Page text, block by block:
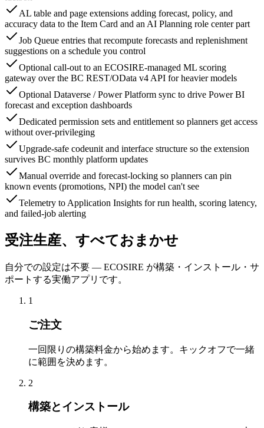
AL table and page extensions adding forecast, policy, and
accuracy data to the Item Card and an AI Planning role center part
Job Queue entries that recompute forecasts and replenishment
suggestions on a schedule you control
Optional call-out to an ECOSIRE-managed ML scoring
gateway over the BC REST/OData v4 API for heavier models
Optional Dataverse / Power Platform sync to drive Power BI
forecast and exception dashboards
Dedicated permission sets and entitlement so planners get access
without over-privileging
Upgrade-safe codeunit and interface structure so the extension
survives BC monthly platform updates
Manual override and forecast-locking so planners can pin
known events (promotions, NPI) the model can't see
Telemetry to Application Insights for run health, scoring latency,
and failed-job alerting
受注生産、すべておまかせ
自分での設定は不要 — ECOSIRE が構築・インストール・サ
ポートする実働アプリです。
1
ご注文
一回限りの構築料金から始めます。キックオフで一緒
に範囲を決めます。
2
構築とインストール